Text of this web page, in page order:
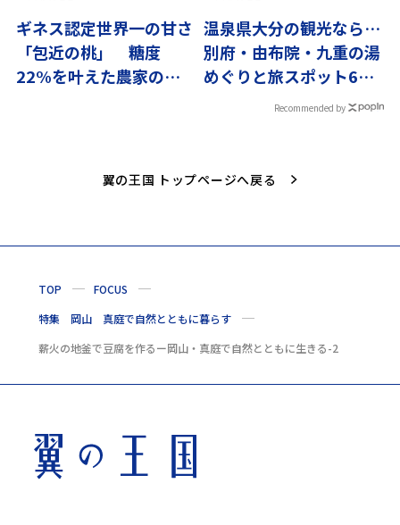
ギネス認定世界一の甘さ
「包近の桃」 糖度
22%を叶えた農家の試
温泉県大分の観光なら…
別府・由布院・九重の湯
めぐりと旅スポット6選
【翼の王国厳選】
Recommended by
翼の王国 トップページへ戻る
TOP
FOCUS
特集 岡山 真庭で自然とともに暮らす
薪火の地釜で豆腐を作るー岡山・真庭で自然とともに生きる-2